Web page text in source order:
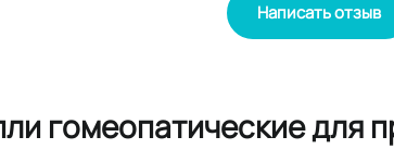
Написать отзыв
гомеопатические для